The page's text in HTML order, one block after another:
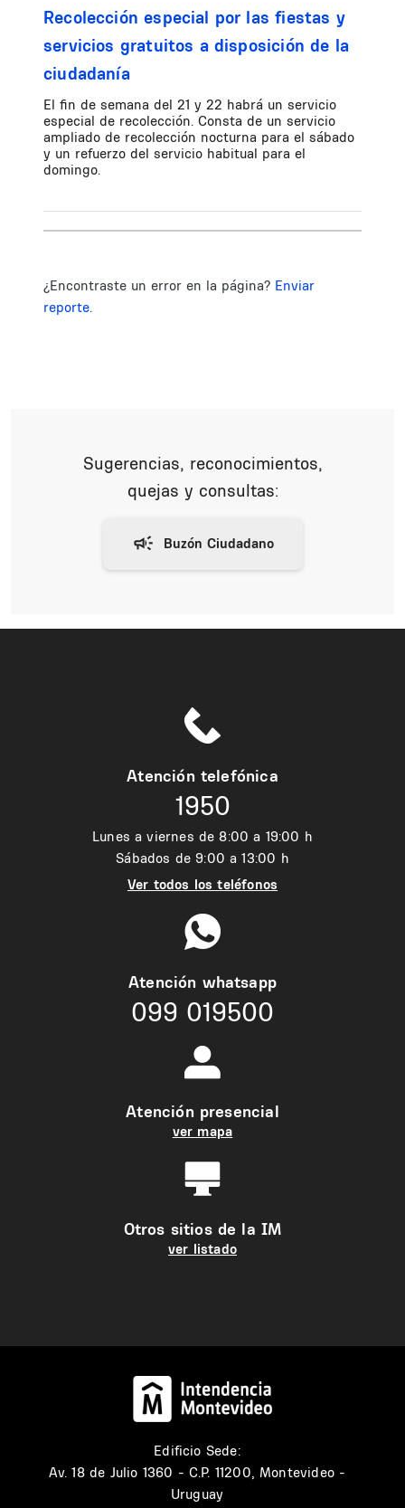
Recolección especial por las fiestas y
servicios gratuitos a disposición de la
ciudadanía
El fin de semana del 21 y 22 habrá un servicio
especial de recolección. Consta de un servicio
ampliado de recolección nocturna para el sábado
y un refuerzo del servicio habitual para el
domingo.
¿Encontraste un error en la página? Enviar
reporte.
Sugerencias, reconocimientos,
quejas y consultas:
Atención telefónica
1950
Lunes a viernes de 8:00 a 19:00 h
Sábados de 9:00 a 13:00 h
Ver todos los teléfonos
Atención whatsapp
099 019500
Atención presencial
ver mapa
Otros sitios de la IM
ver listado
Edificio Sede:
Av. 18 de Julio 1360 - C.P. 11200, Montevideo -
Uruguay